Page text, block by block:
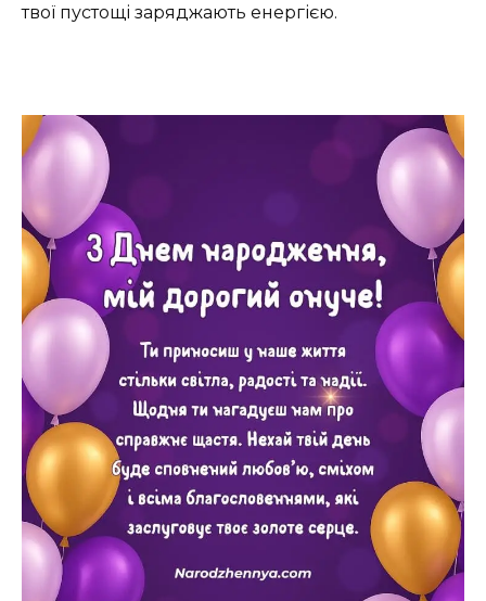
твої пустощі заряджають енергією.